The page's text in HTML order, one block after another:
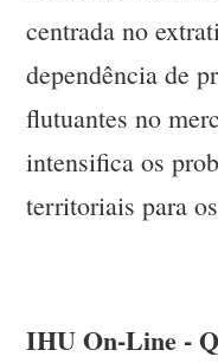
centrada no
dependência de
flutuantes no
intensifica os
territoriais para
IHU On-Line -